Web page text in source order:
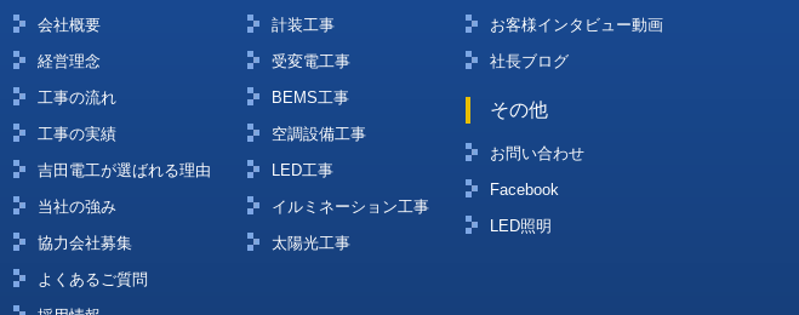
会社概要
経営理念
工事の流れ
工事の実績
吉田電工が選ばれる理由
当社の強み
協力会社募集
よくあるご質問
計装工事
受変電工事
BEMS工事
空調設備工事
LED工事
イルミネーション工事
太陽光工事
お客様インタビュー動画
社長ブログ
その他
お問い合わせ
Facebook
LED照明